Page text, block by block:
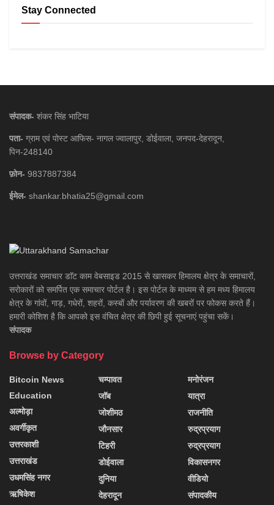
Stay Connected
संपादक- शंकर सिंह भाटिया
पता- ग्राम एवं पोस्ट आफिस- नागल ज्वालापुर, डोईवाला, जनपद-देहरादून,
पिन-248140
फ़ोन- 9837887384
ईमेल- shankar.bhatia25@gmail.com
उत्तराखंड समाचार डाॅट काम वेबसाइड 2015 से खासकर हिमालय क्षेत्र के समाचारों,
सरोकारों को समर्पित एक समाचार पोर्टल है। इस पोर्टल के माध्यम से हम मध्य हिमालय
क्षेत्र के गांवों, गाड़, गधेरों, शहरों, कस्बों और पर्यावरण की खबरों पर फोकस करते हैं।
हमारी कोशिश है कि आपको इस वंचित क्षेत्र की छिपी हुई सूचनाएं पहुंचा सकें।
संपादक
Browse by Category
Bitcoin News
Education
अल्मोड़ा
अवर्गीकृत
उत्तरकाशी
उत्तराखंड
उधमसिंह नगर
ऋषिकेश
चम्पावत
जॉब
जोशीमठ
जौनसार
टिहरी
डोईवाला
दुनिया
देहरादून
मनोरंजन
यात्रा
राजनीति
रुद्रप्रयाग
रुद्रप्रयाग
विकासनगर
वीडियो
संपादकीय